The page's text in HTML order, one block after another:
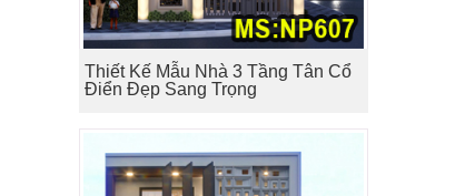
Thiết Kế Mẫu Nhà 3 Tầng Tân Cổ
Điển Đẹp Sang Trọng